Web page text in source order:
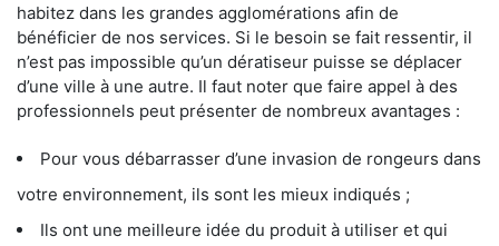
habitez dans les grandes agglomérations afin de
bénéficier de nos services. Si le besoin se fait ressentir, il
n’est pas impossible qu’un dératiseur puisse se déplacer
d’une ville à une autre. Il faut noter que faire appel à des
professionnels peut présenter de nombreux avantages :
Pour vous débarrasser d’une invasion de rongeurs dans
votre environnement, ils sont les mieux indiqués ;
Ils ont une meilleure idée du produit à utiliser et qui